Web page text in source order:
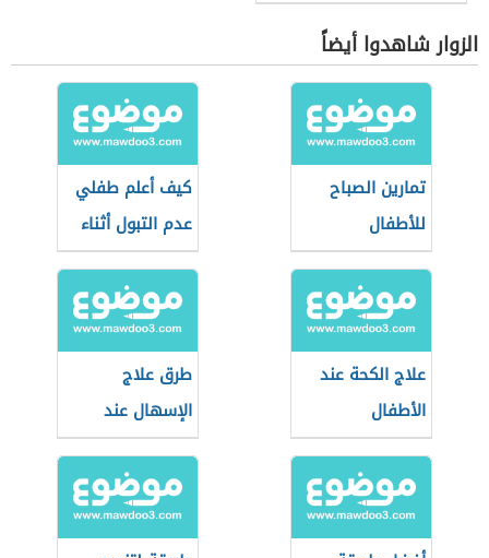
الزوار شاهدوا أيضاً
تمارين الصباح
للأطفال
كيف أعلم طفلي
عدم التبول أثناء
النوم
علاج الكحة عند
الأطفال
طرق علاج
الإسهال عند
الأطفال